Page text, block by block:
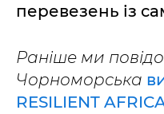
перевезень із
Раніше ми
Чорноморська
RESILIENT